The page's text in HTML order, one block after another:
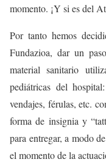
momento. ¡Y si es del
Por tanto hemos
Fundazioa, dar un
material sanitario
pediátricas del
vendajes, férulas, etc.
forma de insignia y
para entregar, a modo
el momento de la